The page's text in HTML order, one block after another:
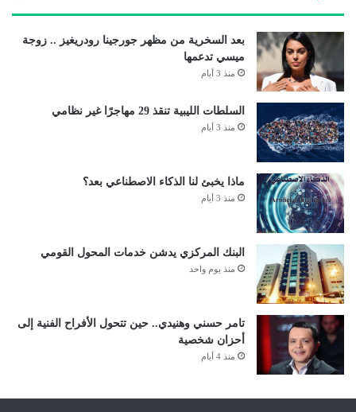
بعد السخرية من مظهر جورجينا رودريغيز .. زوجة
ميسي تدعمها
منذ 3 أيام
السلطات الليبية تنقذ 29 مهاجرًا غير نظامي
منذ 3 أيام
ماذا يخبئ لنا الذكاء الاصطناعي بعد؟
منذ 3 أيام
البنك المركزي يدشن خدمات المحول القومي
منذ يوم واحد
تامر حسني وهنيدي.. حين تتحول الأفراح الفنية إلى
أحزان شخصية
منذ 4 أيام